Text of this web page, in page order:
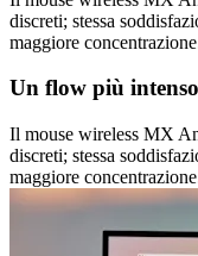
discreti; stessa
maggiore
Un flow più
Il mouse wireless MX
discreti; stessa
maggiore